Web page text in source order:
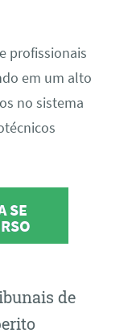
profissionais
em um alto
no sistema
SE
de